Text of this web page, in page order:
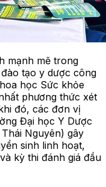
mạnh mẽ trong
tạo y dược công
học Sức khỏe
phương thức xét
đó, các đơn vị
Đại học Y Dược
Nguyên) gây
sinh linh hoạt,
kỳ thi đánh giá đầu